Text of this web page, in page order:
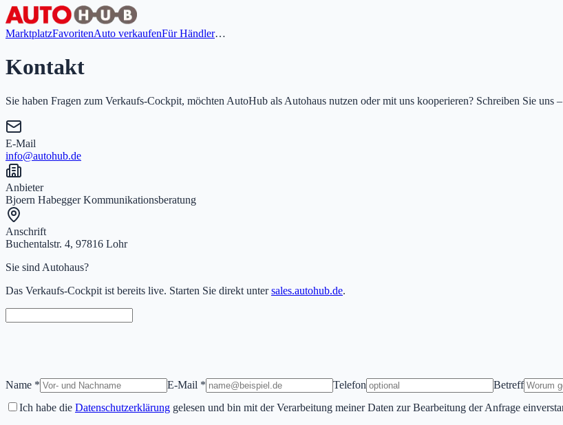
MarktplatzFavoritenAuto verkaufenFür Händler…
Kontakt
Sie haben Fragen zum Verkaufs-Cockpit, möchten AutoHub als Autohaus nutzen oder mit uns kooperieren? Schreiben Sie uns
E-Mail
info@autohub.de
Anbieter
Bjoern Habegger Kommunikationsberatung
Anschrift
Buchentalstr. 4, 97816 Lohr
Sie sind Autohaus?
Das Verkaufs-Cockpit ist bereits live. Starten Sie direkt unter sales.autohub.de.
Name * E-Mail * Telefon Betreff
Ich habe die Datenschutzerklärung gelesen und bin mit der Verarbeitung meiner Daten zur Bearbeitung der Anfrage